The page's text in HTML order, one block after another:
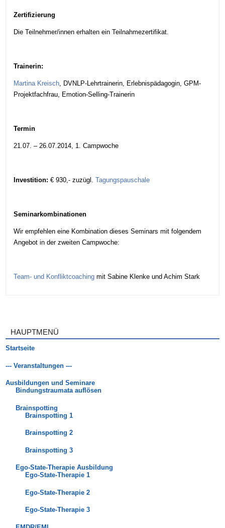
Zertifizierung
Die Teilnehmer/innen erhalten ein Teilnahmezertifikat.
Trainerin:
Martina Kreisch, DVNLP-Lehrtrainerin, Erlebnispädagogin, GPM-
Projektfachfrau, Emotion-Selling-Trainerin
Termin
21.07. – 26.07.2014, 1. Campwoche
Investition:€ 930,- zuzügl.Tagungspauschale
Seminarkombinationen
Wir empfehlen eine Kombination dieses Seminars mit folgendem
Angebot in der zweiten Campwoche:
Team- und Konfliktcoaching mit Sabine Klenke und Achim Stark
HAUPTMENÜ
Startseite
--- Veranstaltungen ---
Ausbildungen und Seminare
Bindungstraumata auflösen
Brainspotting
Brainspotting 1
Brainspotting 2
Brainspotting 3
Ego-State-Therapie Ausbildung
Ego-State-Therapie 1
Ego-State-Therapie 2
Ego-State-Therapie 3